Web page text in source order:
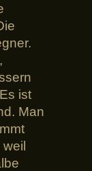
ist
Man
weil